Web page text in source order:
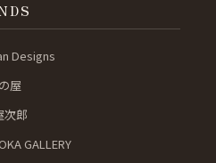
Designs
屋
次郎
GALLERY